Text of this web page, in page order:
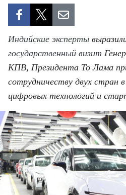
КУЛЬТУРА
ДОБРО
ВЬЕТНАМ
МОСТ
В МИРЕ
ВСТРЕЧИ
ДОСЬЕ И
Индийские эксперты
государственный визит
КПВ, Президента То Лама
сотрудничеству двух стран
цифровых технологий и